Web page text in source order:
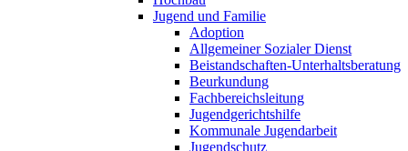
Jugend und Familie
Adoption
Allgemeiner Sozialer Dienst
Beistandschaften-Unterhaltsberatung
Beurkundung
Fachbereichsleitung
Jugendgerichtshilfe
Kommunale Jugendarbeit
Jugendschutz